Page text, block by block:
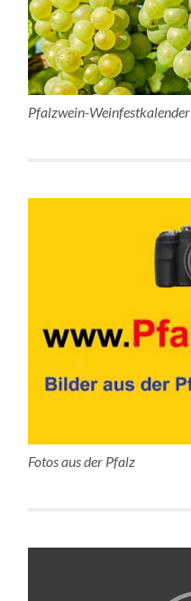
Pfalzwein-Weinfestkalender
Fotos aus der Pfalz